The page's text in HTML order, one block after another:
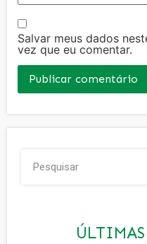
Salvar meus dados
vez que eu comentar.
ÚLTIMAS